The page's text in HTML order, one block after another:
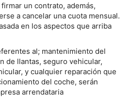
un contrato, además,
a cancelar una cuota mensual.
en los aspectos que arriba
al; mantenimiento del
de llantas, seguro vehicular,
y cualquier reparación que
del coche, serán
arrendataria